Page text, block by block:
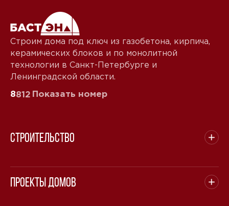
Строим дома под ключ из газобетона, кирпича,
керамических блоков и по монолитной
технологии в Санкт-Петербурге и
Ленинградской области.
8812 Показать номер
Строительство
Проекты домов